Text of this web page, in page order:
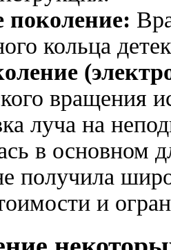
поколение:
кольца
вращения
луча на
в основном
получила
и